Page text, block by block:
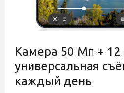
Прошивка
Официально
Защита корпуса
Пыле и
Степень защиты
IP68
Гарантия
12 месяцев
Камера 50 Мп +
универсальная
каждый день